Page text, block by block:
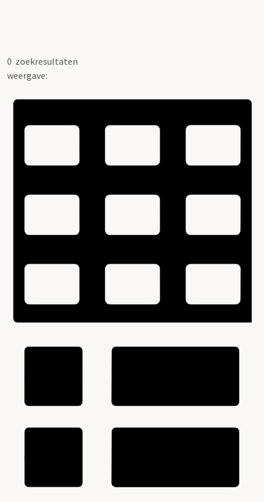
0 zoekresultaten
weergave: